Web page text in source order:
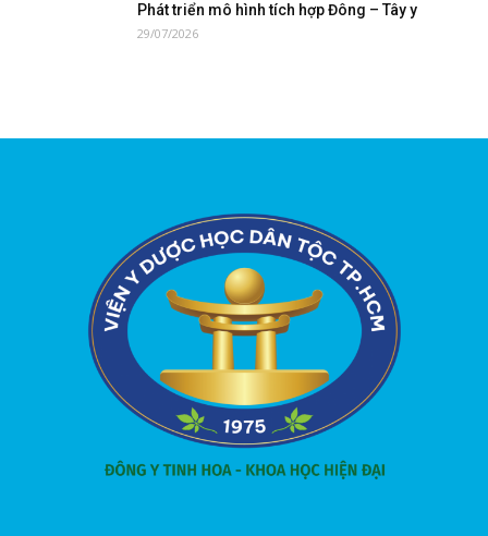
Phát triển mô hình tích hợp Đông – Tây y
29/07/2026